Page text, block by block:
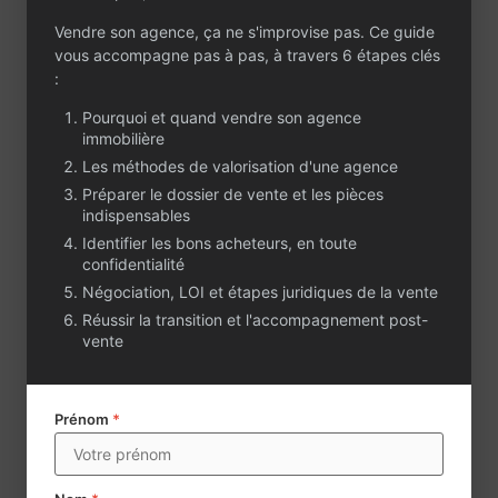
structurée et
compétente,
composée de 6
personnes pour la
location et la gestion.
Le portefeuille de
gestion, comptant un
peu plus de 180 lots,
est de grande qualité,
sans vacance locative
ni procédure en
cours. Il génère un
chiffre d'affaires
annuel de 76 000 €
000 € pour la location.
transactionnelle,
actuellement sous-
exploitée, offre un
Vendre son agence, ça ne s'improvise pas. Ce guide
vous accompagne pas à pas, à travers 6 étapes clés
:
Pourquoi et quand vendre son agence
immobilière
Les méthodes de valorisation d'une agence
Préparer le dossier de vente et les pièces
indispensables
Identifier les bons acheteurs, en toute
confidentialité
Négociation, LOI et étapes juridiques de la vente
Réussir la transition et l'accompagnement post-
vente
Prénom *